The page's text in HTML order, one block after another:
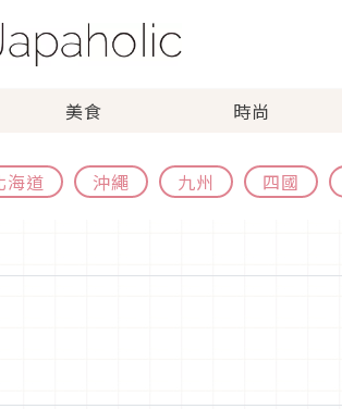
美食 時尚
海道 沖繩 九州 四國